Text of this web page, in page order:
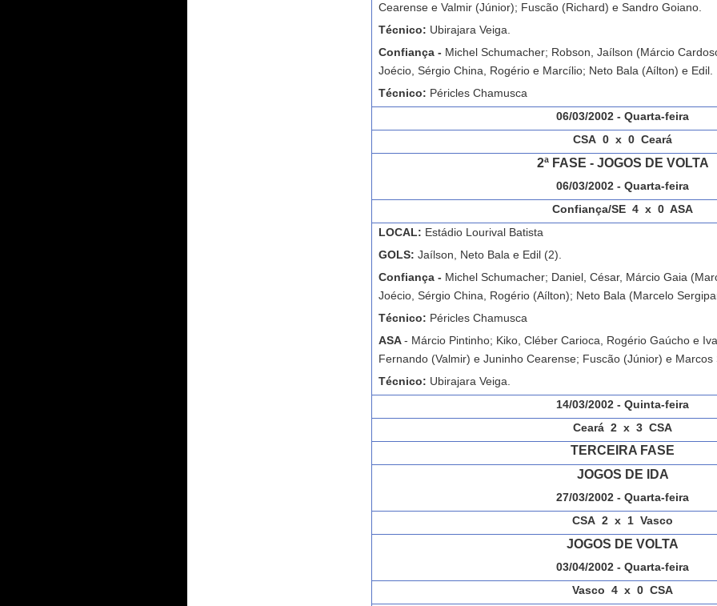
Cearense e Valmir (Júnior); Fuscão (Richard) e Sandro Goiano.
Técnico: Ubirajara Veiga.
Confiança - Michel Schumacher; Robson, Jaílson (Márcio
Joécio, Sérgio China, Rogério e Marcílio; Neto Bala (Aílton) e Edil.
Técnico: Péricles Chamusca
06/03/2002 - Quarta-feira
CSA 0 x 0 Ceará
2ª FASE - JOGOS DE VOLTA
06/03/2002 - Quarta-feira
Confiança/SE 4 x 0 ASA
LOCAL: Estádio Lourival Batista
GOLS: Jaílson, Neto Bala e Edil (2).
Confiança - Michel Schumacher; Daniel, César, Márcio Gaia
Joécio, Sérgio China, Rogério (Aílton); Neto Bala (Marcelo
Técnico: Péricles Chamusca
ASA- Márcio Pintinho; Kiko, Cléber Carioca, Rogério Gaúcho e
Fernando (Valmir) e Juninho Cearense; Fuscão (Júnior) e Marcos
Técnico: Ubirajara Veiga.
14/03/2002 - Quinta-feira
Ceará 2 x 3 CSA
TERCEIRA FASE
JOGOS DE IDA
27/03/2002 - Quarta-feira
CSA 2 x 1 Vasco
JOGOS DE VOLTA
03/04/2002 - Quarta-feira
Vasco 4 x 0 CSA